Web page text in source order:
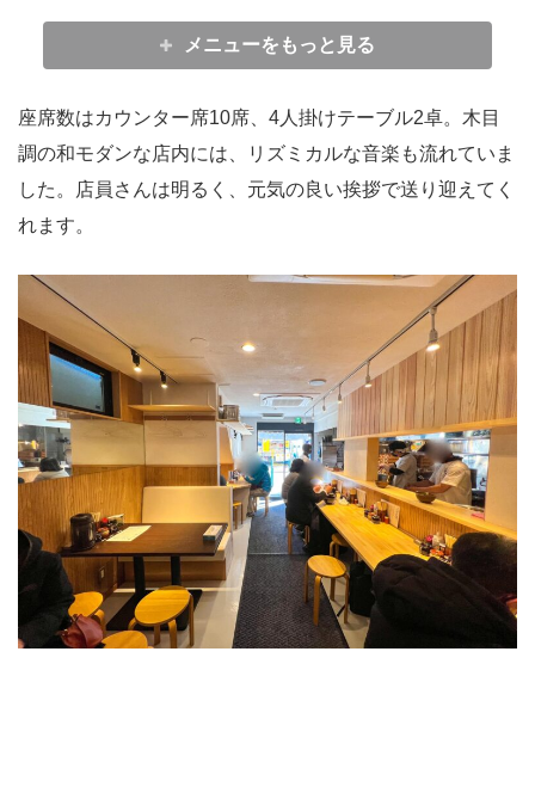
メニューをもっと見る
座席数はカウンター席10席、4人掛けテーブル2卓。木目
調の和モダンな店内には、リズミカルな音楽も流れていま
した。店員さんは明るく、元気の良い挨拶で送り迎えてく
れます。